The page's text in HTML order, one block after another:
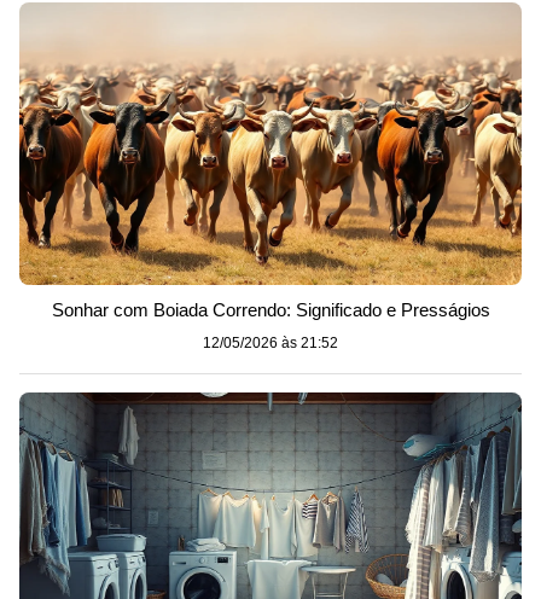
Sonhar com Boiada Correndo: Significado e Presságios
12/05/2026 às 21:52